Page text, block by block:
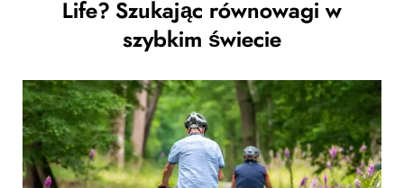
Life? Szukając równowagi w
szybkim świecie